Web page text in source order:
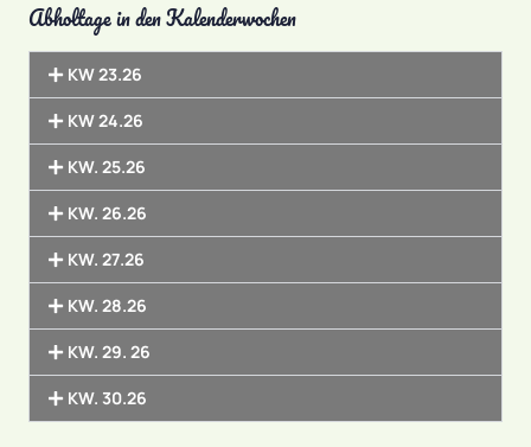
Abholtage in den Kalenderwochen
KW 23.26
KW 24.26
KW. 25.26
KW. 26.26
KW. 27.26
KW. 28.26
KW. 29. 26
KW. 30.26